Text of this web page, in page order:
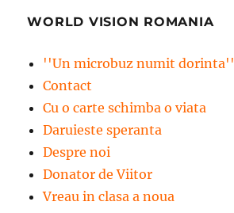
WORLD VISION ROMANIA
''Un microbuz numit dorinta''
Contact
Cu o carte schimba o viata
Daruieste speranta
Despre noi
Donator de Viitor
Vreau in clasa a noua